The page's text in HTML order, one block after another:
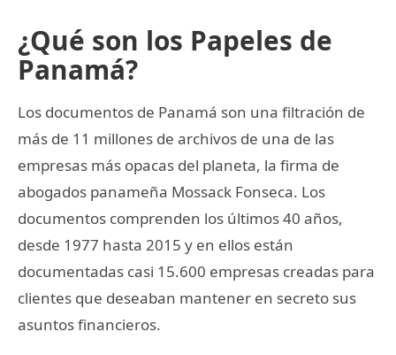
¿Qué son los Papeles de
Panamá?
Los documentos de Panamá son una filtración de
más de 11 millones de archivos de una de las
empresas más opacas del planeta, la firma de
abogados panameña Mossack Fonseca. Los
documentos comprenden los últimos 40 años,
desde 1977 hasta 2015 y en ellos están
documentadas casi 15.600 empresas creadas para
clientes que deseaban mantener en secreto sus
asuntos financieros.